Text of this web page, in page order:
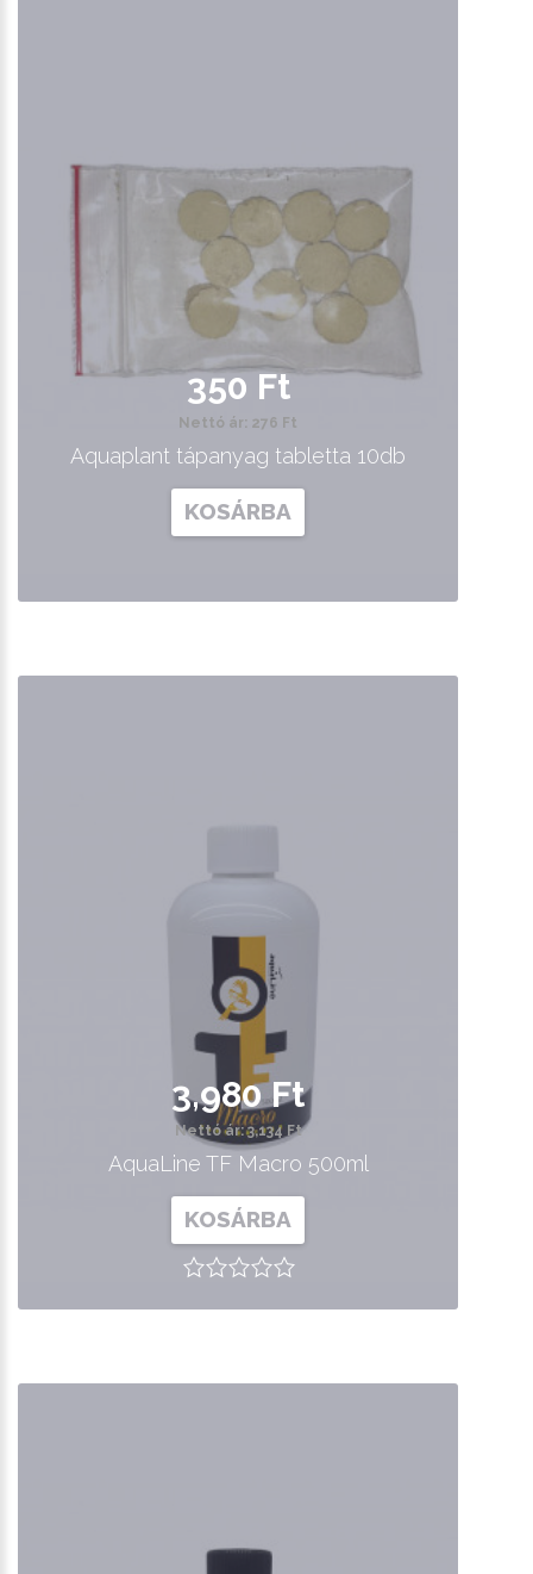
350 Ft
Nettó ár: 276 Ft
Aquaplant tápanyag tabletta 10db
KOSÁRBA
3,980 Ft
Nettó ár: 3,134 Ft
AquaLine TF Macro 500ml
KOSÁRBA